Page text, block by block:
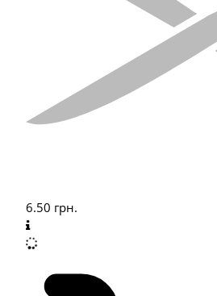
6.50 грн.